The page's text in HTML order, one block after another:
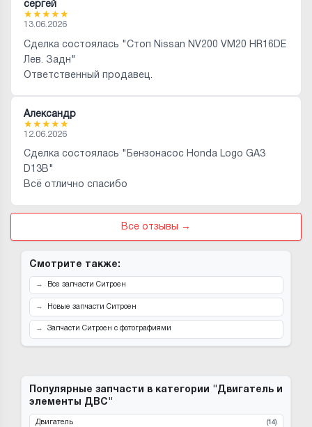
сергей
★★★★★
13.06.2026
Сделка состоялась "Стоп Nissan NV200 VM20 HR16DE
Лев. Задн"
Ответственный продавец.
Александр
★★★★★
12.06.2026
Сделка состоялась "Бензонасос Honda Logo GA3
D13B"
Всё отлично спасибо
Все отзывы →
Смотрите также:
Все запчасти Ситроен
Новые запчасти Ситроен
Запчасти Ситроен с фотографиями
Популярные запчасти в категории "Двигатель и
элементы ДВС"
Двигатель (14)